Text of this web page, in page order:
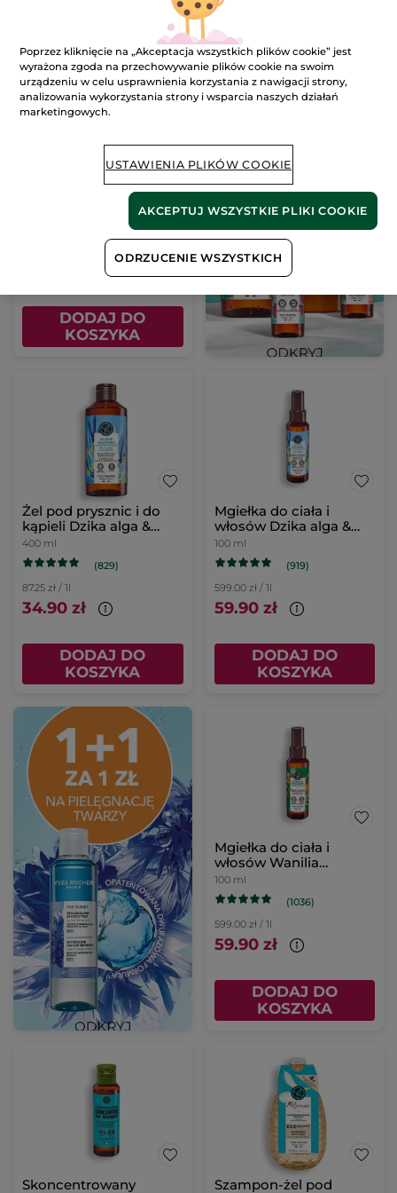
Żel pod prysznic i do
kąpieli Werbena
cytrynowa & Kwiat
rumianku 400 ml
DODAJ DO
KOSZYKA
Żel pod prysznic i do
kąpieli Dzika alga &
Koper morski 400 ml
400 ml
(829)
87.25 zł / 1l
34.90 zł
DODAJ DO
KOSZYKA
Mgiełka do ciała i
włosów Dzika alga &
Koper Morski 100 ml
100 ml
(919)
599.00 zł / 1l
59.90 zł
DODAJ DO
KOSZYKA
Mgiełka do ciała i
włosów Wanilia
Bourbon
100 ml
(1036)
599.00 zł / 1l
59.90 zł
DODAJ DO
KOSZYKA
Skoncentrowany
Szampon-żel pod
Poprzez kliknięcie na „Akceptacja wszystkich plików cookie” jest
wyrażona zgoda na przechowywanie plików cookie na swoim
urządzeniu w celu usprawnienia korzystania z nawigacji strony,
analizowania wykorzystania strony i wsparcia naszych działań
marketingowych.
USTAWIENIA PLIKÓW COOKIE
ODRZUCENIE WSZYSTKICH
AKCEPTUJ WSZYSTKIE PLIKI COOKIE